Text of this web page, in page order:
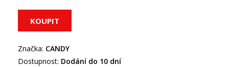
Značka: CANDY
Dostupnost: Dodání do 10 dní